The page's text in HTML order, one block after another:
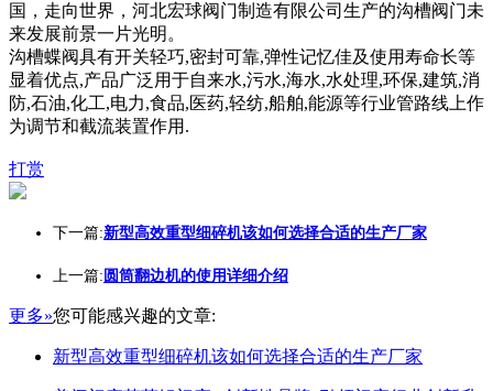
国，走向世界，河北宏球阀门制造有限公司生产的沟槽阀门未
来发展前景一片光明。
沟槽蝶阀具有开关轻巧,密封可靠,弹性记忆佳及使用寿命长等
显着优点,产品广泛用于自来水,污水,海水,水处理,环保,建筑,消
防,石油,化工,电力,食品,医药,轻纺,船舶,能源等行业管路线上作
为调节和截流装置作用.
打赏
下一篇:新型高效重型细碎机该如何选择合适的生产厂家
上一篇: 圆筒翻边机的使用详细介绍
更多»您可能感兴趣的文章:
新型高效重型细碎机该如何选择合适的生产厂家